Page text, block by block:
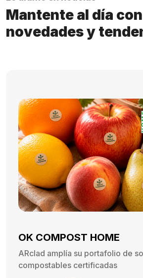
Mantente al día
novedades y
OK COMPOST HOME
ARclad amplía su portafolio de
compostables certificadas